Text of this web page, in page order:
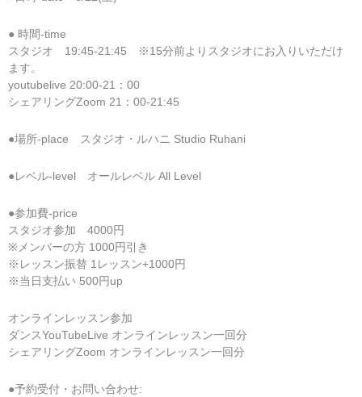
● 時間-time
スタジオ 19:45-21:45 ※15分前よりスタジオにお入りいただけ
ます。
youtubelive 20:00-21：00
シェアリングZoom 21：00-21:45
●場所-place スタジオ・ルハニ Studio Ruhani
●レベル-level オールレベル All Level
●参加費-price
スタジオ参加 4000円
※メンバーの方 1000円引き
※レッスン振替 1レッスン+1000円
※当日支払い 500円up
オンラインレッスン参加
ダンスYouTubeLive オンラインレッスン一回分
シェアリングZoom オンラインレッスン一回分
●予約受付・お問い合わせ: